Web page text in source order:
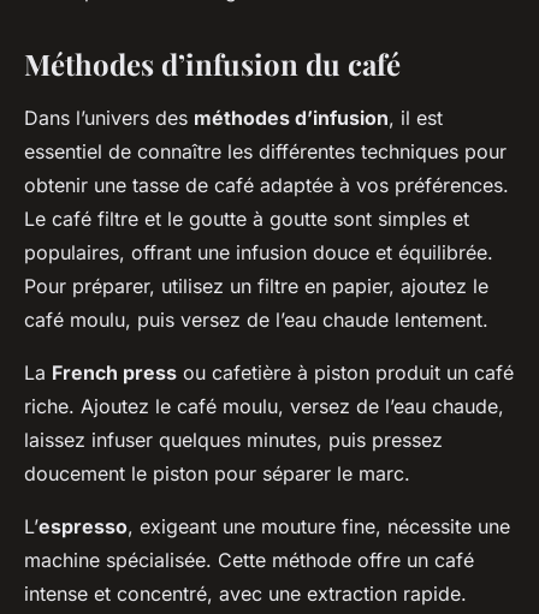
Méthodes d’infusion du café
Dans l’univers des méthodes d’infusion, il est
essentiel de connaître les différentes techniques pour
obtenir une tasse de café adaptée à vos préférences.
Le café filtre et le goutte à goutte sont simples et
populaires, offrant une infusion douce et équilibrée.
Pour préparer, utilisez un filtre en papier, ajoutez le
café moulu, puis versez de l’eau chaude lentement.
La French press ou cafetière à piston produit un café
riche. Ajoutez le café moulu, versez de l’eau chaude,
laissez infuser quelques minutes, puis pressez
doucement le piston pour séparer le marc.
L’espresso, exigeant une mouture fine, nécessite une
machine spécialisée. Cette méthode offre un café
intense et concentré, avec une extraction rapide.